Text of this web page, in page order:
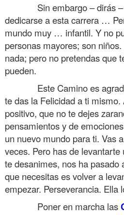
Sin embargo – dirás
dedicarse a esta carrera …
mundo muy … infantil. Y no
personas mayores; son
nada; pero no pretendas que
pueden.
Este Camino es
te das la Felicidad a ti
positivo, que no te dejes
pensamientos y de
un nuevo mundo para ti. Vas
veces. Pero has de
te desanimes, nos ha pasado
que necesitas es volver a
empezar. Perseverancia. Ella
Poner en marcha las